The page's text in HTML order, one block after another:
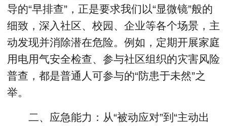
导的“早排查”，正是要求我们以“显微镜”般的
细致，深入社区、校园、企业等各个场景，主
动发现并消除潜在危险。例如，定期开展家庭
用电用气安全检查、参与社区组织的灾害风险
普查，都是普通人可参与的“防患于未然”之
举。
二、应急能力：从“被动应对”到“主动出